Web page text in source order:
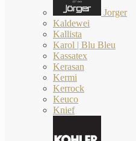
Jorger
Kaldewei
Kallista
Karol | Blu Bleu
Kassatex
Kerasan
Kermi
Kerrock
Keuco
Knief